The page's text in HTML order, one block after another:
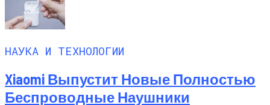
НАУКА И ТЕХНОЛОГИИ
Xiaomi Выпустит Новые Полностью
Беспроводные Наушники